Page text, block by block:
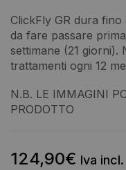
ClickFly GR dura
da fare passare
settimane (21
trattamenti ogni 12
N.B. LE IMMAGINI
PRODOTTO
124,90€ Iva incl.